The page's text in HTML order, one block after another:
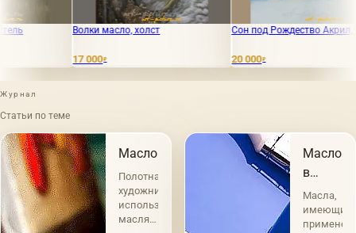
масло, холст Сон под Рождество Акрил, бумага "Молодой
Журнал
Статьи по теме
Масло
Полотна
художников
использующих
масляные
Масло
в
Масла,
имеющие